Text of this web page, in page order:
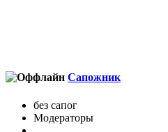
Сапожник
без сапог
Модераторы